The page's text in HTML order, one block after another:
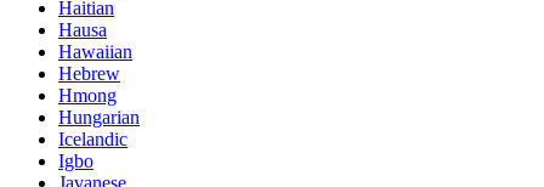
Haitian
Hausa
Hawaiian
Hebrew
Hmong
Hungarian
Icelandic
Igbo